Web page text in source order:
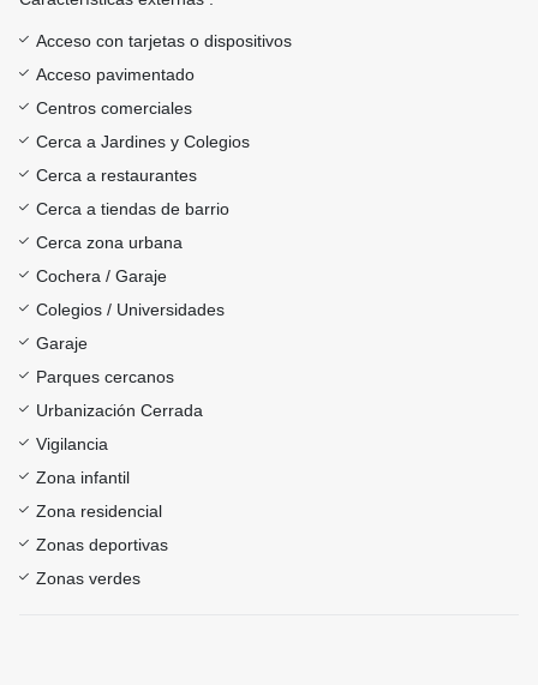
Acceso con tarjetas o dispositivos
Acceso pavimentado
Centros comerciales
Cerca a Jardines y Colegios
Cerca a restaurantes
Cerca a tiendas de barrio
Cerca zona urbana
Cochera / Garaje
Colegios / Universidades
Garaje
Parques cercanos
Urbanización Cerrada
Vigilancia
Zona infantil
Zona residencial
Zonas deportivas
Zonas verdes